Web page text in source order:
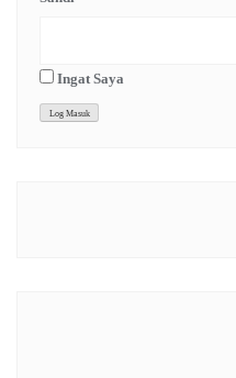
Ingat Saya